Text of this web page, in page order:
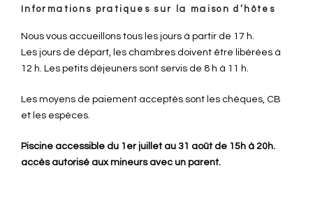
Informations pratiques sur la maison d’hôtes
Nous vous accueillons tous les jours à partir de 17 h.
Les jours de départ, les chambres doivent être libérées à
12 h. Les petits déjeuners sont servis de 8 h à 11 h.
Les moyens de paiement acceptés sont les chèques, CB
et les espèces.
Piscine accessible du 1er juillet au 31 août de 15h à 20h.
accès autorisé aux mineurs avec un parent.